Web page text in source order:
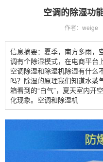
空调的除湿功
作者：weige
信息摘要：夏季，南方多雨，
调有个除湿模式，在电商平台
空调除湿和除湿机除湿有什么
吗？除湿的原理我们知道水蒸
箱看到的“白气”，夏天室内开
化现象。空调和除湿机